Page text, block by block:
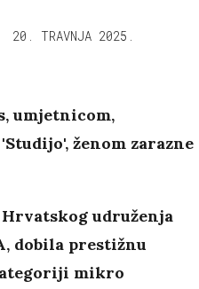
20. TRAVNJA 2025.
umjetnicom,
ženom zarazne
udruženja
dobila prestižnu
mikro